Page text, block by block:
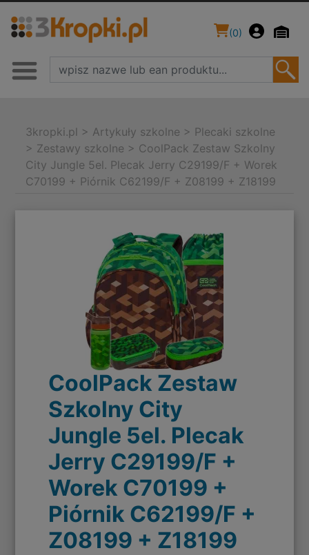
(0)
3kropki.pl > Artykuły szkolne > Plecaki szkolne
> Zestawy szkolne > CoolPack Zestaw Szkolny
City Jungle 5el. Plecak Jerry C29199/F + Worek
C70199 + Piórnik C62199/F + Z08199 + Z18199
CoolPack Zestaw
Szkolny City
Jungle 5el. Plecak
Jerry C29199/F +
Worek C70199 +
Piórnik C62199/F +
Z08199 + Z18199